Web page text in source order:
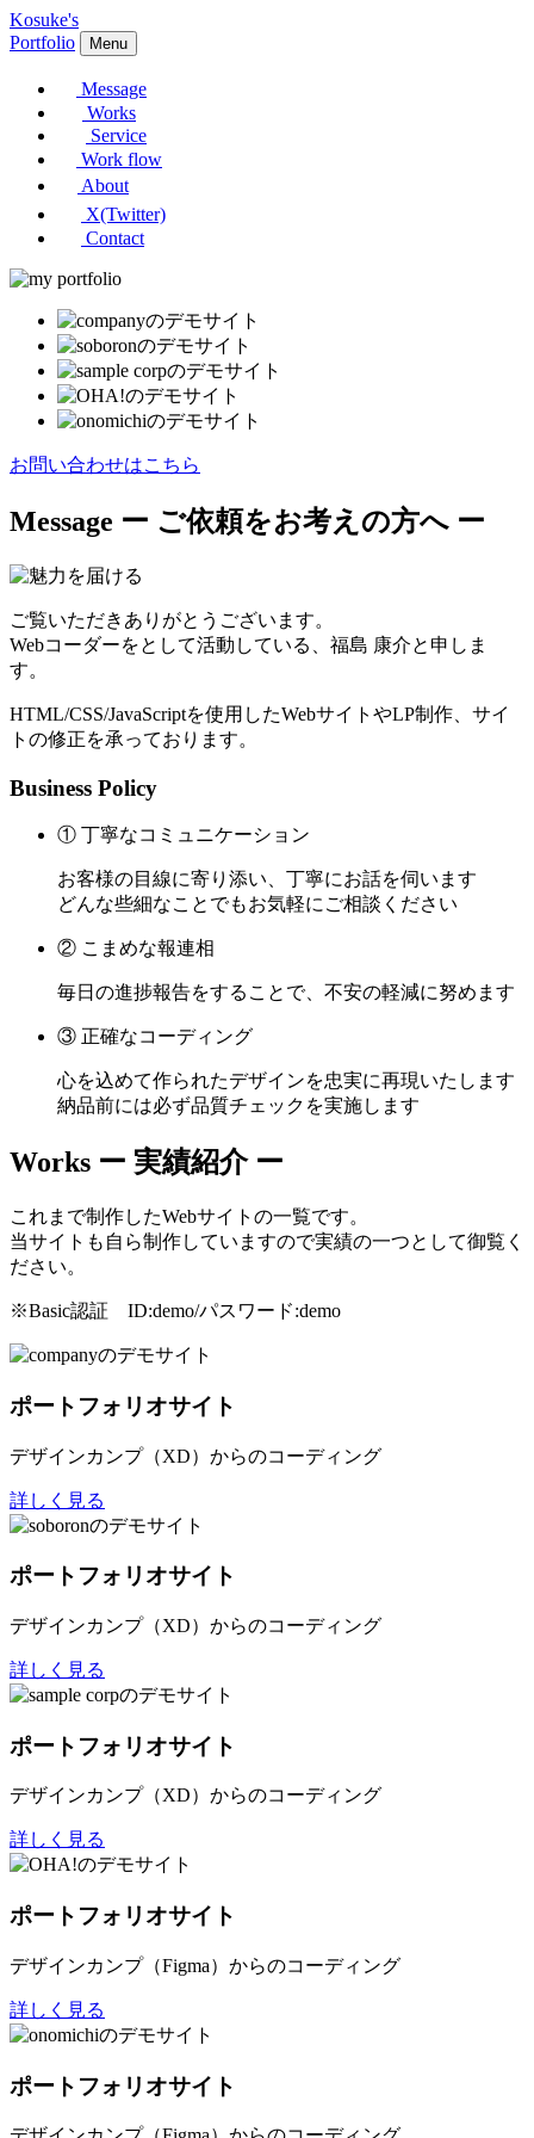
Kosuke's
Portfolio
Menu
Message
Works
Service
Work flow
About
X(Twitter)
Contact
お問い合わせはこちら
Message ー ご依頼をお考えの方へ ー
ご覧いただきありがとうございます。
Webコーダーをとして活動している、福島 康介と申しま
す。
HTML/CSS/JavaScriptを使用したWebサイトやLP制作、サイ
トの修正を承っております。
Business Policy
① 丁寧なコミュニケーション
お客様の目線に寄り添い、丁寧にお話を伺います
どんな些細なことでもお気軽にご相談ください
② こまめな報連相
毎日の進捗報告をすることで、不安の軽減に努めます
③ 正確なコーディング
心を込めて作られたデザインを忠実に再現いたします
納品前には必ず品質チェックを実施します
Works ー 実績紹介 ー
これまで制作したWebサイトの一覧です。
当サイトも自ら制作していますので実績の一つとして御覧く
ださい。
※Basic認証 ID:demo/パスワード:demo
ポートフォリオサイト
デザインカンプ（XD）からのコーディング
詳しく見る
ポートフォリオサイト
デザインカンプ（XD）からのコーディング
詳しく見る
ポートフォリオサイト
デザインカンプ（XD）からのコーディング
詳しく見る
ポートフォリオサイト
デザインカンプ（Figma）からのコーディング
詳しく見る
ポートフォリオサイト